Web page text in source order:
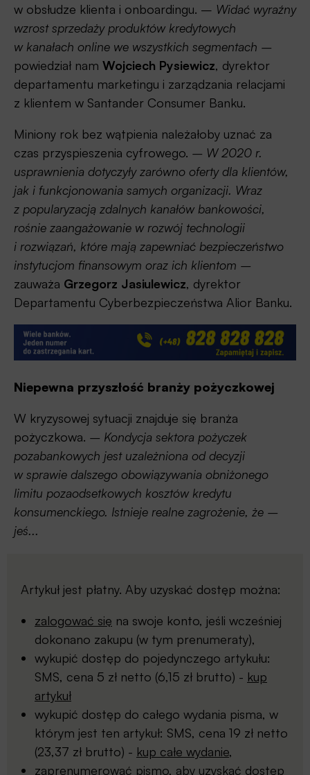
w obsłudze klienta i onboardingu. – Widać wyraźny
wzrost sprzedaży produktów kredytowych
w kanałach online we wszystkich segmentach –
powiedział nam Wojciech Pysiewicz, dyrektor
departamentu marketingu i zarządzania relacjami
z klientem w Santander Consumer Banku.
Miniony rok bez wątpienia należałoby uznać za
czas przyspieszenia cyfrowego. – W 2020 r.
usprawnienia dotyczyły zarówno oferty dla klientów,
jak i funkcjonowania samych organizacji. Wraz
z popularyzacją zdalnych kanałów bankowości,
rośnie zaangażowanie w rozwój technologii
i rozwiązań, które mają zapewniać bezpieczeństwo
instytucjom finansowym oraz ich klientom –
zauważa Grzegorz Jasiulewicz, dyrektor
Departamentu Cyberbezpieczeństwa Alior Banku.
Niepewna przyszłość branży pożyczkowej
W kryzysowej sytuacji znajduje się branża
pożyczkowa. – Kondycja sektora pożyczek
pozabankowych jest uzależniona od decyzji
w sprawie dalszego obowiązywania obniżonego
limitu pozaodsetkowych kosztów kredytu
konsumenckiego. Istnieje realne zagrożenie, że –
jeś...
Artykuł jest płatny. Aby uzyskać dostęp można:
zalogować się na swoje konto, jeśli wcześniej
dokonano zakupu (w tym prenumeraty),
wykupić dostęp do pojedynczego artykułu:
SMS, cena 5 zł netto (6,15 zł brutto) - kup
artykuł
wykupić dostęp do całego wydania pisma, w
którym jest ten artykuł: SMS, cena 19 zł netto
(23,37 zł brutto) - kup całe wydanie,
zaprenumerować pismo, aby uzyskać dostęp